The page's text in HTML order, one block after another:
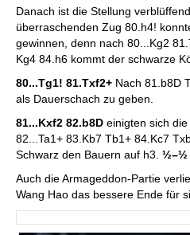
Danach ist die Stellung
überraschenden Zug 80.h4!
gewinnen, denn nach 80...Kg2
Kg4 84.h6 kommt der schwarze
80...Tg1! 81.Txf2+ Nach 81.b8D
als Dauerschach zu geben.
81...Kxf2 82.b8D einigten sich
82...Ta1+ 83.Kb7 Tb1+ 84.Kc7
Schwarz den Bauern auf h3. ½–½
Auch die Armageddon-Partie
Wang Hao das bessere Ende für